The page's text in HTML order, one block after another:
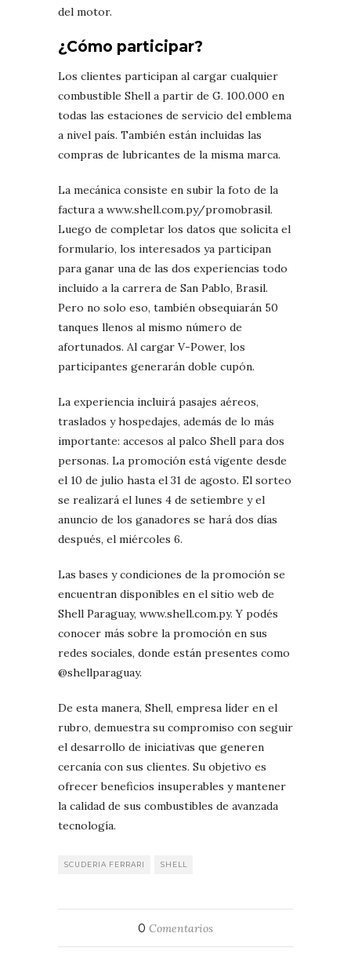
del motor.
¿Cómo participar?
Los clientes participan al cargar cualquier
combustible Shell a partir de G. 100.000 en
todas las estaciones de servicio del emblema
a nivel país. También están incluidas las
compras de lubricantes de la misma marca.
La mecánica consiste en subir la foto de la
factura a www.shell.com.py/promobrasil.
Luego de completar los datos que solicita el
formulario, los interesados ya participan
para ganar una de las dos experiencias todo
incluido a la carrera de San Pablo, Brasil.
Pero no solo eso, también obsequiarán 50
tanques llenos al mismo número de
afortunados. Al cargar V-Power, los
participantes generarán doble cupón.
La experiencia incluirá pasajes aéreos,
traslados y hospedajes, además de lo más
importante: accesos al palco Shell para dos
personas. La promoción está vigente desde
el 10 de julio hasta el 31 de agosto. El sorteo
se realizará el lunes 4 de setiembre y el
anuncio de los ganadores se hará dos días
después, el miércoles 6.
Las bases y condiciones de la promoción se
encuentran disponibles en el sitio web de
Shell Paraguay, www.shell.com.py. Y podés
conocer más sobre la promoción en sus
redes sociales, donde están presentes como
@shellparaguay.
De esta manera, Shell, empresa líder en el
rubro, demuestra su compromiso con seguir
el desarrollo de iniciativas que generen
cercanía con sus clientes. Su objetivo es
ofrecer beneficios insuperables y mantener
la calidad de sus combustibles de avanzada
tecnología.
SCUDERIA FERRARI SHELL
0 Comentarios